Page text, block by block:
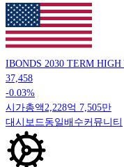
IBONDS 2030 TERM
37,458
-0.03%
시가총액 2,228억 7,505만
대시보드 동일배수커뮤니티